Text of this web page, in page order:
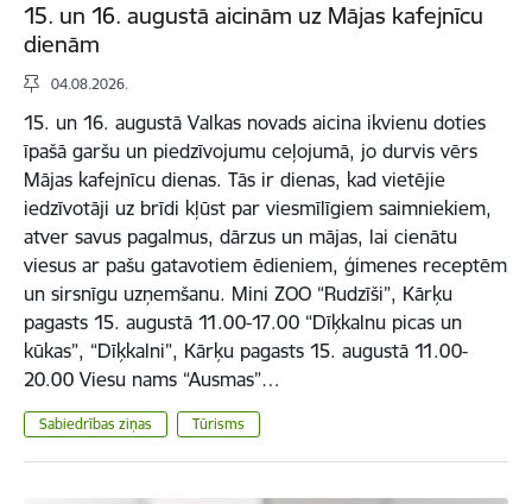
15. un 16. augustā aicinām uz Mājas kafejnīcu
dienām
04.08.2026.
15. un 16. augustā Valkas novads aicina ikvienu doties
īpašā garšu un piedzīvojumu ceļojumā, jo durvis vērs
Mājas kafejnīcu dienas. Tās ir dienas, kad vietējie
iedzīvotāji uz brīdi kļūst par viesmīlīgiem saimniekiem,
atver savus pagalmus, dārzus un mājas, lai cienātu
viesus ar pašu gatavotiem ēdieniem, ģimenes receptēm
un sirsnīgu uzņemšanu. Mini ZOO “Rudzīši”, Kārķu
pagasts 15. augustā 11.00-17.00 “Dīķkalnu picas un
kūkas”, “Dīķkalni”, Kārķu pagasts 15. augustā 11.00-
20.00 Viesu nams “Ausmas”…
Sabiedrības ziņas Tūrisms